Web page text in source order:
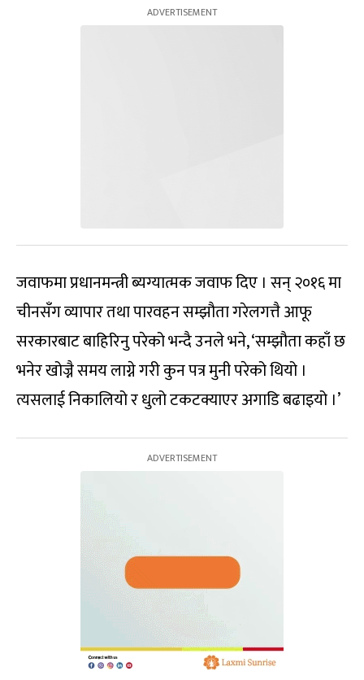
जवाफमा प्रधानमन्त्री ब्यग्यात्मक जवाफ दिए । सन् २०१६ मा
चीनसँग व्यापार तथा पारवहन सम्झौता गरेलगत्तै आफू
सरकारबाट बाहिरिनु परेको भन्दै उनले भने, ‘सम्झौता कहाँ छ
भनेर खोज्नै समय लाग्ने गरी कुन पत्र मुनी परेको थियो ।
त्यसलाई निकालियो र धुलो टकटक्याएर अगाडि बढाइयो ।’